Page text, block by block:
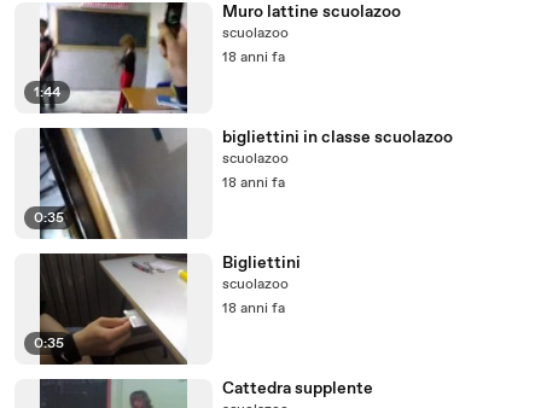
1:44
Muro lattine scuolazoo
scuolazoo
18 anni fa
0:35
bigliettini in classe scuolazoo
scuolazoo
18 anni fa
0:35
Bigliettini
scuolazoo
18 anni fa
Cattedra supplente